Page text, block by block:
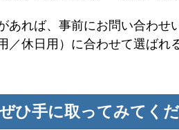
あれば、事前にお問い合わ
休日用）に合わせて選ばれ
ひ手に取ってみてく